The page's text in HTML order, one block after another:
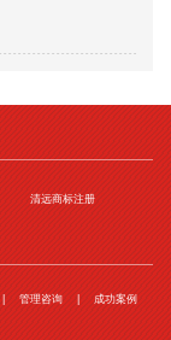
清远商标注册
管理咨询 成功案例